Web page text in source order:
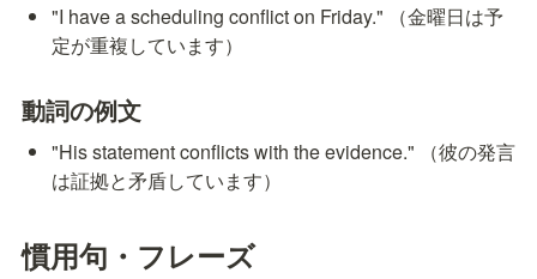
"I have a scheduling conflict on Friday." （金曜日は予
定が重複しています）
動詞の例文
"His statement conflicts with the evidence." （彼の発言
は証拠と矛盾しています）
慣用句・フレーズ